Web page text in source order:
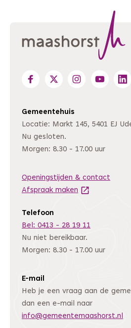
Gemeentehuis
Locatie: Markt 145, 5401 EJ
Nu gesloten.
Morgen: 8.30 - 17.00 uur
Openingstijden & contact
Afspraak maken (Deze link
Telefoon
Bel: 0413 - 28 19 11
Nu niet bereikbaar.
Morgen: 8.30 - 17.00 uur
E-mail
Heb je een vraag aan de
dan een e-mail naar
info@gemeentemaashorst.nl